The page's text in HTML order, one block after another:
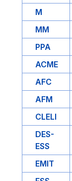
M
MM
PPA
ACME
AFC
AFM
CLELI
DES-
ESS
EMIT